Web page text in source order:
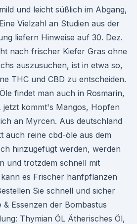
und leicht süßlich im Abgang,
Vielzahl an Studien aus der
liefern Hinweise auf 30. Dez.
nach frischer Kiefer Gras ohne
auszusuchen, ist in etwa so,
THC und CBD zu entscheiden.
findet man auch in Rosmarin,
jetzt kommt's Mangos, Hopfen
an Myrcen. Aus deutschland
auch reine cbd-öle aus dem
hinzugefügt werden, werden
und trotzdem schnell mit
es Frischer hanfpflanzen
Sie schnell und sicher
Essenzen der Bombastus
Thymian ÖL Ätherisches Öl,